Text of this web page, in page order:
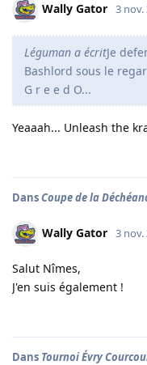
Wally Gator 3 nov.
Léguman a écritJe
Bashlord sous le
G r e e d O...
Yeaaah... Unleash the
DansCoupe de la
Wally Gator 3 nov.
Salut Nîmes,
J'en suis également !
Dans Tournoi Évry